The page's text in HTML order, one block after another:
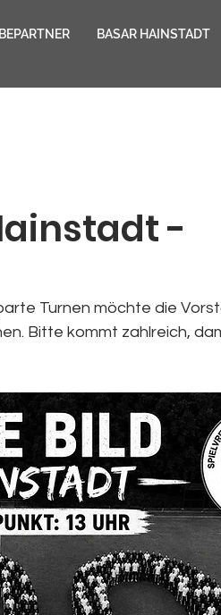
BASAR HAINSTADT
-
Turnen möchte die
Bitte kommt zahlreich,